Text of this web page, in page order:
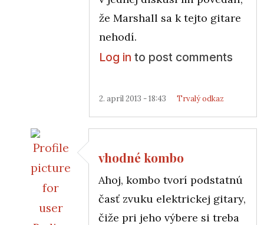
že Marshall sa k tejto gitare
nehodí.
Log in to post comments
2. apríl 2013 - 18:43 Trvalý odkaz
vhodné kombo
Ahoj, kombo tvorí podstatnú
časť zvuku elektrickej gitary,
čiže pri jeho výbere si treba